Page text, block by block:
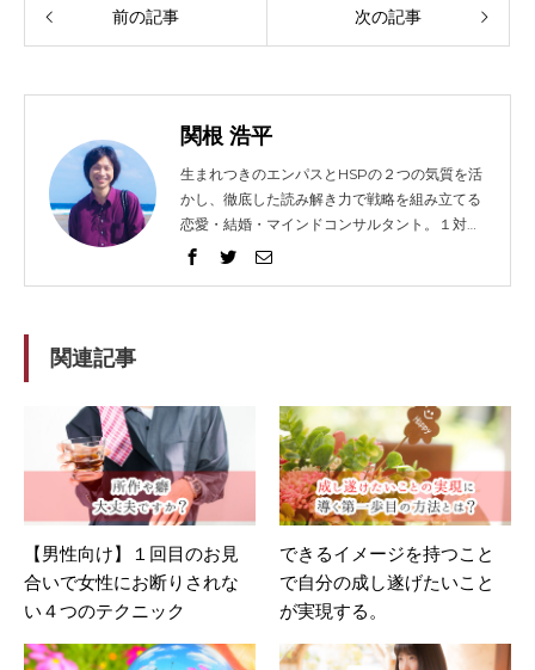
前の記事 次の記事
関根 浩平
生まれつきのエンパスとHSPの２つの気質を活
かし、徹底した読み解き力で戦略を組み立てる
恋愛・結婚・マインドコンサルタント。１対１
でガッツリ語り合うセッションとコンテンツ発
ージ制作もしてますが、WEBデザイナーでは
ないのです。
関連記事
【男性向け】１回目のお見
合いで女性にお断りされな
い４つのテクニック
できるイメージを持つこと
で自分の成し遂げたいこと
が実現する。